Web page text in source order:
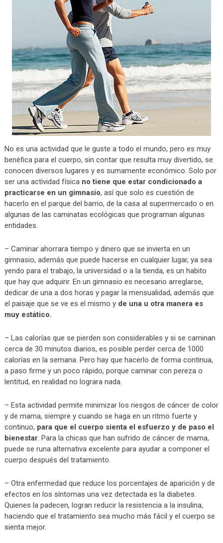
No es una actividad que le guste a todo el mundo, pero es muy
benéfica para el cuerpo, sin contar que resulta muy divertido, se
conocen diversos lugares y es sumamente económico. Solo por
ser una actividad físicano tiene que estar condicionado a
practicarse en un gimnasio, así que solo es cuestión de
hacerlo en el parque del barrio, de la casa al supermercado o en
algunas de las caminatas ecológicas que programan algunas
entidades.
– Caminar ahorrara tiempo y dinero que se invierta en un
gimnasio, además que puede hacerse en cualquier lugar, ya sea
yendo para el trabajo, la universidad o a la tienda, es un habito
que hay que adquirir. En un gimnasio es necesario arreglarse,
dedicar de una a dos horas y pagar la mensualidad, además que
el paisaje que se ve es el mismo y de una u otra manera es
muy estático.
– Las calorías que se pierden son considerables y si se caminan
cerca de 30 minutos diarios, es posible perder cerca de 1000
calorías en la semana. Pero hay que hacerlo de forma continua,
a paso firme y un poco rápido, porque caminar con pereza o
lentitud, en realidad no lograra nada.
– Esta actividad permite minimizar los riesgos de cáncer de color
y de mama, siempre y cuando se haga en un ritmo fuerte y
continuo, para que el cuerpo sienta el esfuerzo y de paso el
bienestar. Para la chicas que han sufrido de cáncer de mama,
puede se runa alternativa excelente para ayudar a componer el
cuerpo después del tratamiento.
– Otra enfermedad que reduce los porcentajes de aparición y de
efectos en los síntomas una vez detectada es la diabetes.
Quienes la padecen, logran reducir la resistencia a la insulina,
haciendo que el tratamiento sea mucho más fácil y el cuerpo se
sienta mejor.